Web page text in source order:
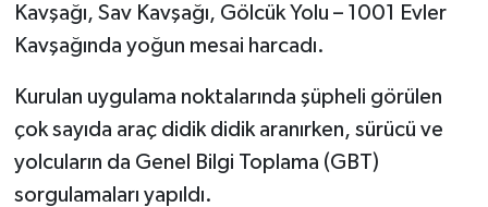
Kavşağı, Sav Kavşağı, Gölcük Yolu – 1001 Evler
Kavşağında yoğun mesai harcadı.
Kurulan uygulama noktalarında şüpheli görülen
çok sayıda araç didik didik aranırken, sürücü ve
yolcuların da Genel Bilgi Toplama (GBT)
sorgulamaları yapıldı.
Türkiye
İletişim
Künye